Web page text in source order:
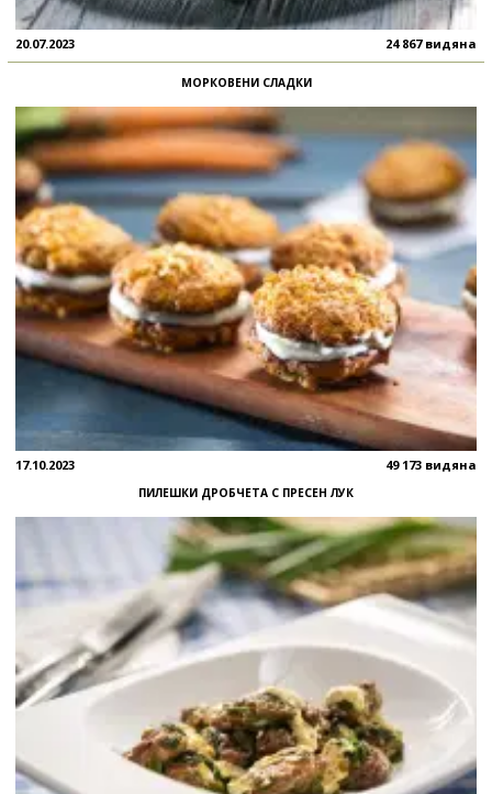
20.07.2023 24 867 видяна
МОРКОВЕНИ СЛАДКИ
17.10.2023 49 173 видяна
ПИЛЕШКИ ДРОБЧЕТА С ПРЕСЕН ЛУК